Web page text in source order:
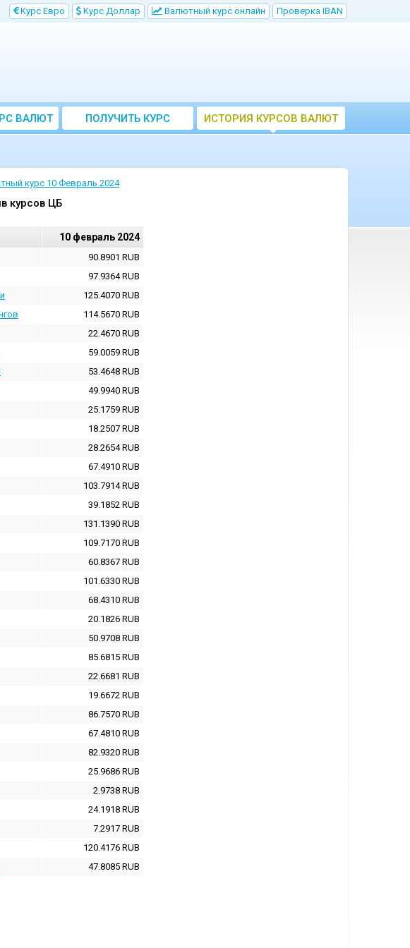
Kурс Евро Kурс Доллар Bалютный курс онлайн Проверка IBAN
ВАЛЮТ
ПОЛУЧИТЬ КУРС
ВАЛЮТ ЦБ
ИСТОРИЯ КУРСОВ ВАЛЮТ
ЦБ РФ
курс 10 Февраль 2024
курсов ЦБ
10 февраль 2024
90.8901 RUB
97.9364RUB
125.4070 RUB
114.5670 RUB
22.4670 RUB
59.0059 RUB
53.4648 RUB
49.9940 RUB
25.1759 RUB
18.2507 RUB
28.2654RUB
67.4910 RUB
103.7914RUB
39.1852 RUB
131.1390 RUB
109.7170 RUB
60.8367 RUB
101.6330 RUB
68.4310 RUB
20.1826 RUB
50.9708 RUB
85.6815 RUB
22.6681 RUB
19.6672 RUB
86.7570 RUB
67.4810 RUB
82.9320 RUB
25.9686 RUB
2.9738 RUB
24.1918 RUB
7.2917 RUB
120.4176 RUB
47.8085 RUB